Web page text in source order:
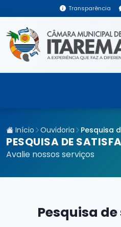
Transparência
Início Ouvidoria Pesquisa
PESQUISA DE
Avalie nossos serviços
Pesquisa